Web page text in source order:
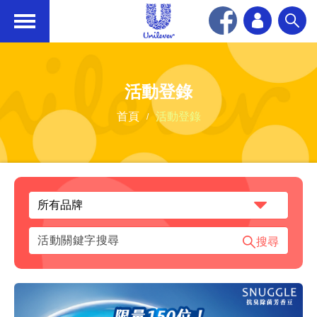
Unilever
活動登錄
首頁 活動登錄
搜尋